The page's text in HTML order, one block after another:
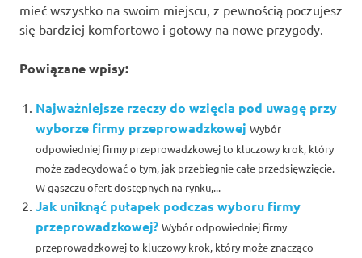
mieć wszystko na swoim miejscu, z pewnością poczujesz
się bardziej komfortowo i gotowy na nowe przygody.
Powiązane wpisy:
Najważniejsze rzeczy do wzięcia pod uwagę przy
wyborze firmy przeprowadzkowej Wybór
odpowiedniej firmy przeprowadzkowej to kluczowy krok, który
może zadecydować o tym, jak przebiegnie całe przedsięwzięcie.
W gąszczu ofert dostępnych na rynku,...
Jak uniknąć pułapek podczas wyboru firmy
przeprowadzkowej? Wybór odpowiedniej firmy
przeprowadzkowej to kluczowy krok, który może znacząco